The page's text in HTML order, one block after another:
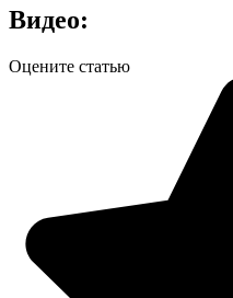
Видео:
Оцените статью